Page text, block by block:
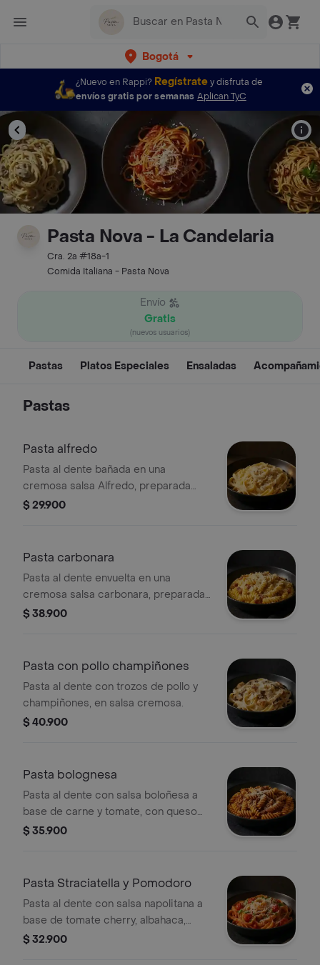
Bogotá
¿Nuevo en Rappi? Regístratey disfruta de
envíos gratis por semanas Aplican TyC
Pasta Nova - La Candelaria
Cra. 2a #18a-1
Comida Italiana - Pasta Nova
Envío
Gratis
(nuevos usuarios)
Pastas Platos Especiales Ensaladas
Pastas
Pasta alfredo
Pasta al dente bañada en una
cremosa salsa Alfredo, preparada
con mantequilla y queso parmesano.
$ 29.900
Pasta carbonara
Pasta al dente envuelta en una
cremosa salsa carbonara, preparada
con tocineta dorada y queso
$ 38.900
Pasta con pollo champiñones
Pasta al dente con trozos de pollo y
champiñones, en salsa cremosa.
$ 40.900
Pasta bolognesa
Pasta al dente con salsa boloñesa a
base de carne y tomate, con queso
parmesano.
$ 35.900
Pasta Straciatella y Pomodoro
Pasta al dente con salsa napolitana a
base de tomate cherry, albahaca,
burrata y queso parmesano.
$ 32.900